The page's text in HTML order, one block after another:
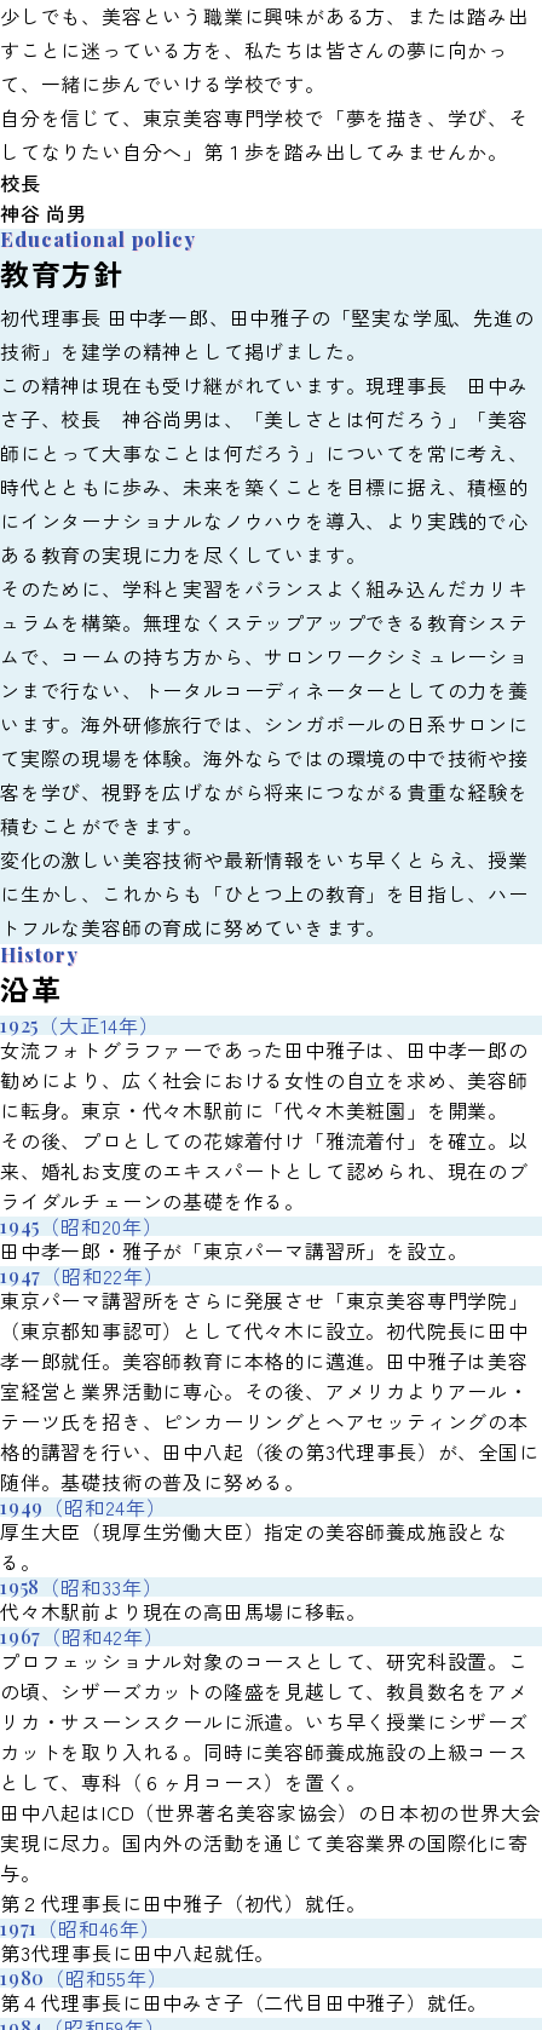
少しでも、美容という職業に興味がある方、または踏み出
すことに迷っている方を、私たちは皆さんの夢に向かっ
て、一緒に歩んでいける学校です。
自分を信じて、東京美容専門学校で「夢を描き、学び、そ
してなりたい自分へ」第１歩を踏み出してみませんか。
校長
神谷 尚男
Educational policy
教育方針
初代理事長 田中孝一郎、田中雅子の「堅実な学風、先進の
技術」を建学の精神として掲げました。
この精神は現在も受け継がれています。現理事長 田中み
さ子、校長 神谷尚男は、「美しさとは何だろう」「美容
師にとって大事なことは何だろう」についてを常に考え、
時代とともに歩み、未来を築くことを目標に据え、積極的
にインターナショナルなノウハウを導入、より実践的で心
ある教育の実現に力を尽くしています。
そのために、学科と実習をバランスよく組み込んだカリキ
ュラムを構築。無理なくステップアップできる教育システ
ムで、コームの持ち方から、サロンワークシミュレーショ
ンまで行ない、トータルコーディネーターとしての力を養
います。海外研修旅行では、シンガポールの日系サロンに
て実際の現場を体験。海外ならではの環境の中で技術や接
客を学び、視野を広げながら将来につながる貴重な経験を
積むことができます。
変化の激しい美容技術や最新情報をいち早くとらえ、授業
に生かし、これからも「ひとつ上の教育」を目指し、ハー
トフルな美容師の育成に努めていきます。
History
沿革
1925（大正14年）
女流フォトグラファーであった田中雅子は、田中孝一郎の
勧めにより、広く社会における女性の自立を求め、美容師
に転身。東京・代々木駅前に「代々木美粧園」を開業。
その後、プロとしての花嫁着付け「雅流着付」を確立。以
来、婚礼お支度のエキスパートとして認められ、現在のブ
ライダルチェーンの基礎を作る。
1945（昭和20年）
田中孝一郎・雅子が「東京パーマ講習所」を設立。
1947（昭和22年）
東京パーマ講習所をさらに発展させ「東京美容専門学院」
（東京都知事認可）として代々木に設立。初代院長に田中
孝一郎就任。美容師教育に本格的に邁進。田中雅子は美容
室経営と業界活動に専心。その後、アメリカよりアール・
テーツ氏を招き、ピンカーリングとヘアセッティングの本
格的講習を行い、田中八起（後の第3代理事長）が、全国に
随伴。基礎技術の普及に努める。
1949（昭和24年）
厚生大臣（現厚生労働大臣）指定の美容師養成施設とな
る。
1958（昭和33年）
代々木駅前より現在の高田馬場に移転。
1967（昭和42年）
プロフェッショナル対象のコースとして、研究科設置。こ
の頃、シザーズカットの隆盛を見越して、教員数名をアメ
リカ・サスーンスクールに派遣。いち早く授業にシザーズ
カットを取り入れる。同時に美容師養成施設の上級コース
として、専科（６ヶ月コース）を置く。
田中八起はICD（世界著名美容家協会）の日本初の世界大会
実現に尽力。国内外の活動を通じて美容業界の国際化に寄
与。
第２代理事長に田中雅子（初代）就任。
1971（昭和46年）
第3代理事長に田中八起就任。
1980（昭和55年）
第４代理事長に田中みさ子（二代目田中雅子）就任。